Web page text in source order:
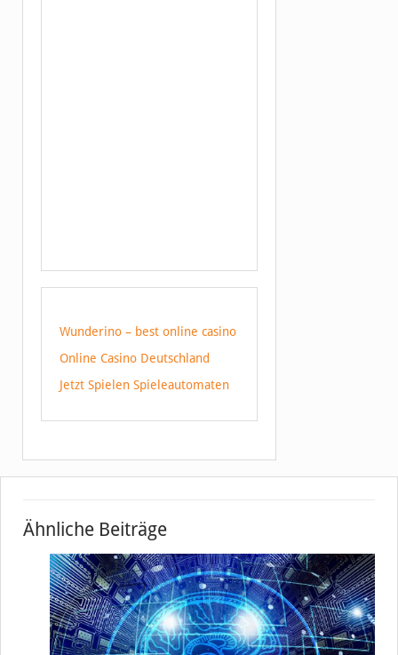
Wunderino – best online casino
Online Casino Deutschland
Jetzt Spielen Spieleautomaten
Ähnliche Beiträge